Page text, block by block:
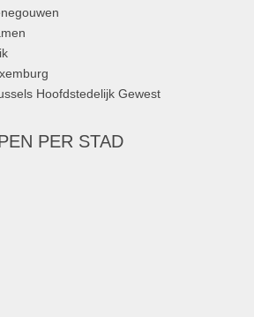
Hoofdstedelijk Gewest
PER STAD